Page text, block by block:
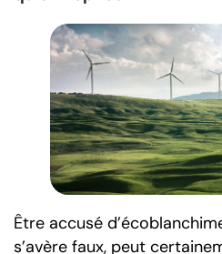
Être accusé
s’avère faux, peut